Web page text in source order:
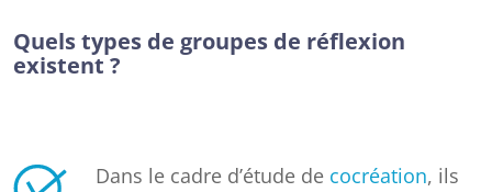
Quels types de groupes de réflexion
existent ?
Dans le cadre d’étude de cocréation, ils